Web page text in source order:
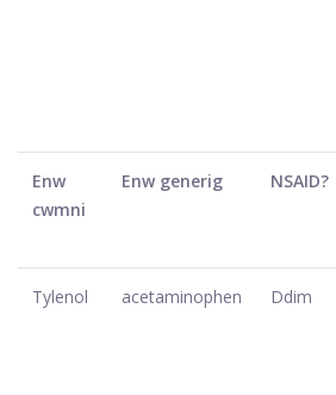
Enw
cwmni
Enw generig NSAID?
Tylenol acetaminophen Ddim